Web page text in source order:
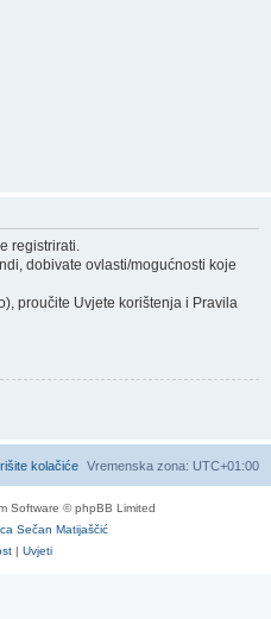
registrirati.
dobivate ovlasti/mogućnosti koje
proučite Uvjete korištenja i Pravila
Vremenska zona: UTC+01:00
kolačiće
Software © phpBB Limited
Sečan Matijaščić
| Uvjeti